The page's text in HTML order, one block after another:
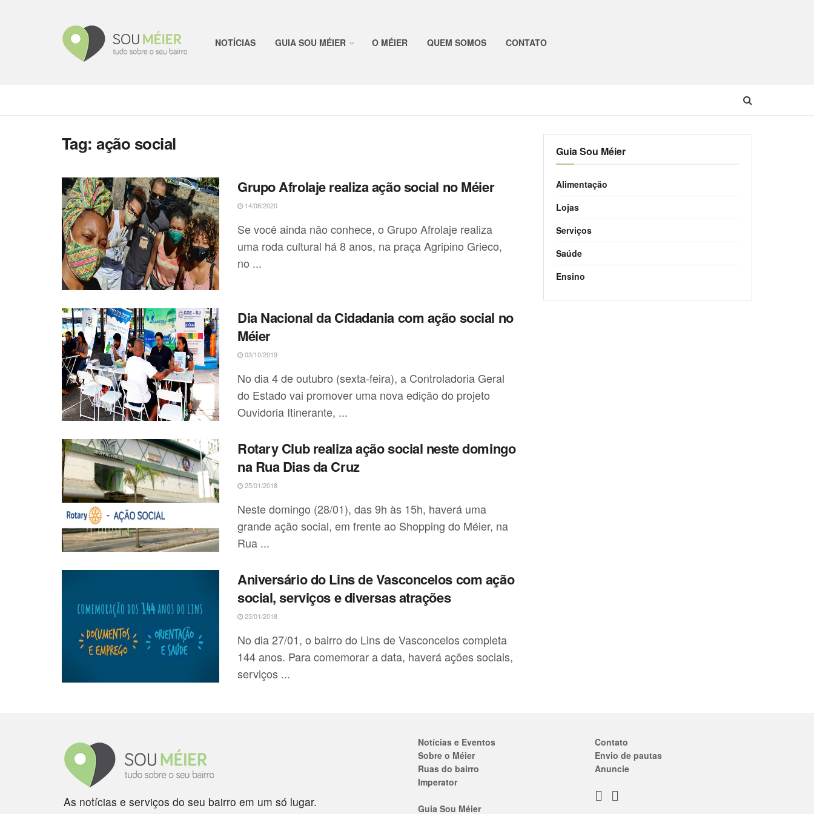
NOTÍCIAS GUIA SOU MÉIER O MÉIER QUEM SOMOS CONTATO
Tag:ação social
Grupo Afrolaje realiza ação social no Méier
14/08/2020
Se você ainda não conhece, o Grupo Afrolaje realiza
uma roda cultural há 8 anos, na praça Agripino Grieco,
no ...
Dia Nacional da Cidadania com ação social no
Méier
03/10/2019
No dia 4 de outubro (sexta-feira), a Controladoria Geral
do Estado vai promover uma nova edição do projeto
Ouvidoria Itinerante, ...
Rotary Club realiza ação social neste domingo
na Rua Dias da Cruz
25/01/2018
Neste domingo (28/01), das 9h às 15h, haverá uma
grande ação social, em frente ao Shopping do Méier, na
Rua ...
Aniversário do Lins de Vasconcelos com ação
social, serviços e diversas atrações
23/01/2018
No dia 27/01, o bairro do Lins de Vasconcelos completa
144 anos. Para comemorar a data, haverá ações sociais,
serviços ...
Guia Sou Méier
Alimentação
Lojas
Serviços
Saúde
Ensino
As notícias e serviços do seu bairro em um só lugar.
Notícias e Eventos
Sobre o Méier
Ruas do bairro
Imperator
Guia Sou Méier
Contato
Envio de pautas
Anuncie